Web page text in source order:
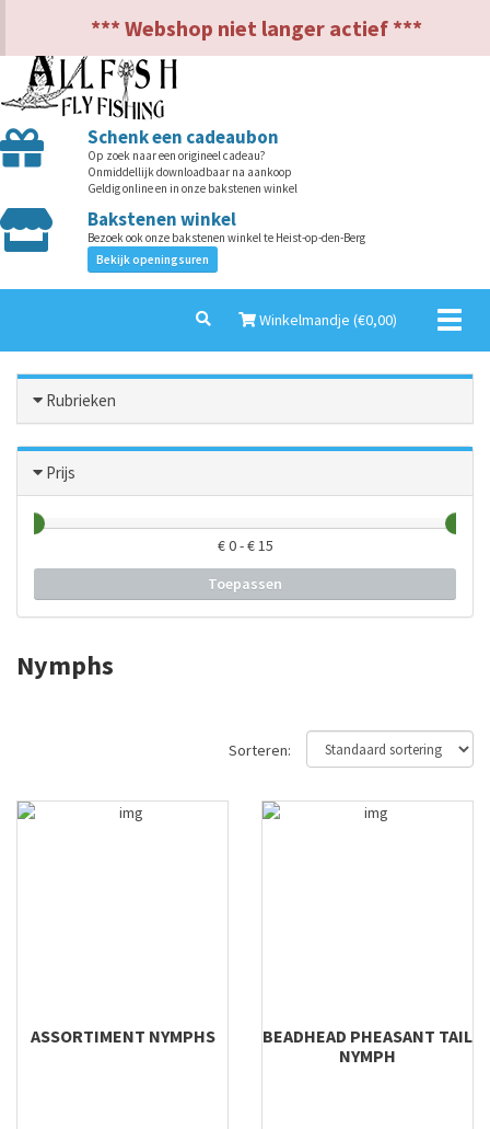
*** Webshop niet langer actief ***
Schenk een cadeaubon
Op zoek naar een origineel cadeau?
Onmiddellijk downloadbaar na aankoop
Geldig online en in onze bakstenen winkel
Bakstenen winkel
Bezoek ook onze bakstenen winkel te Heist-op-den-Berg
Bekijk openingsuren
Winkelmandje (€0,00)
Rubrieken
Prijs
€0- €15
Toepassen
Nymphs
Sorteren:
ASSORTIMENT NYMPHS
BEADHEAD PHEASANT TAIL
NYMPH